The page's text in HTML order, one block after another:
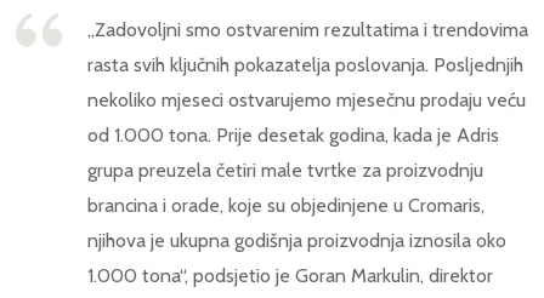
„Zadovoljni smo ostvarenim rezultatima i trendovima
rasta svih ključnih pokazatelja poslovanja. Posljednjih
nekoliko mjeseci ostvarujemo mjesečnu prodaju veću
od 1.000 tona. Prije desetak godina, kada je Adris
grupa preuzela četiri male tvrtke za proizvodnju
brancina i orade, koje su objedinjene u Cromaris,
njihova je ukupna godišnja proizvodnja iznosila oko
1.000 tona“, podsjetio je Goran Markulin, direktor